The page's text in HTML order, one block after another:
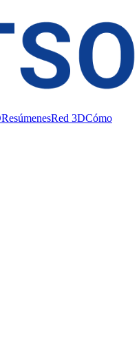
ResúmenesRed 3DCómo